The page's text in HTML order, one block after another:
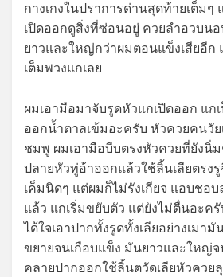
กางเกงในปราการด่านสุดท้ายเต็มๆ
เปิดออกดูสิ่งที่ซ่อนอยู่ ควยลำอวบน
ยาวและใหญ่กว่าผมตอนแข็งเสียอีก
เต็มพวงแกเลย
ผมเอามือมาจับรูดหัวแกเปิดออก แก
ออกน้ำตาลเข้มอะครับ หัวควยคนวัย
ชมพู ผมเอามือบีบตรงหัวควยที่ยังนิ่
ปลายหัวทู่อ้าออกแล้วใช้ลิ้นเลียตรง
เค็มนิดๆ แต่ผมก็ไม่รังเกียจ แอบชอบ
แล้ว แกเริ่มขยับตัว แต่ยังไม่ตื่นอะครั
ได้ใจเอาปากทั้งรูดทั้งเลียอย่างเมา
ขยายจนเกือบแข็ง มันยาวและใหญ่จ
คลายปากออกใช้ลิ้นตวัดเลียหัวควย